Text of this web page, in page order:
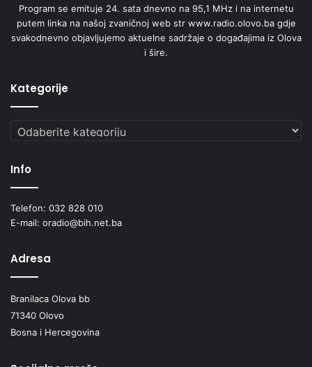
Program se emituje 24. sata dnevno na 95,1 MHz i na internetu
putem linka na našoj zvaničnoj web str www.radio.olovo.ba gdje
svakodnevno objavljujemo aktuelne sadržaje o događajima iz Olova
i šire.
Kategorije
Kategorije
Info
Telefon: 032 828 010
E-mail: oradio@bih.net.ba
Adresa
Branilaca Olova bb
71340 Olovo
Bosna i Hercegovina